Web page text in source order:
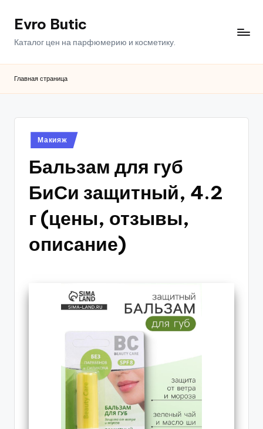
ПерейтиEvro Butic
Каталог цен на парфюмерию и косметику.
Главная страница
Опубликовано
в
Макияж
Бальзам для губ
БиСи защитный, 4.2
г (цены, отзывы,
описание)